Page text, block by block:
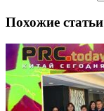
Похожие статьи